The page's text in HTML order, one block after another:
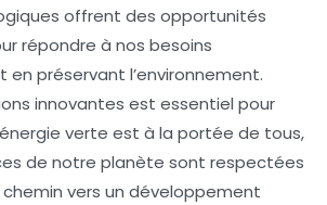
offrent des opportunités
répondre à nos besoins
préservant l’environnement.
innovantes est essentiel pour
verte est à la portée de tous,
de notre planète sont respectées
vers un développement